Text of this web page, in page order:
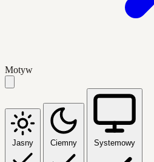
Motyw
Jasny Ciemny Systemowy